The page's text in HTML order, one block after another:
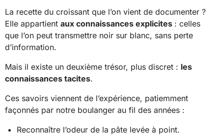
La recette du croissant que l’on vient de documenter ?
Elle appartient aux connaissances explicites : celles
que l’on peut transmettre noir sur blanc, sans perte
d’information.
Mais il existe un deuxième trésor, plus discret : les
connaissances tacites.
Ces savoirs viennent de l’expérience, patiemment
façonnés par notre boulanger au fil des années :
Reconnaître l’odeur de la pâte levée à point.